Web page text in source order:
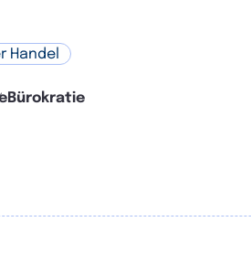
Handel
Bürokratie